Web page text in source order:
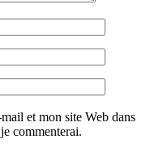
et mon site Web dans
commenterai.